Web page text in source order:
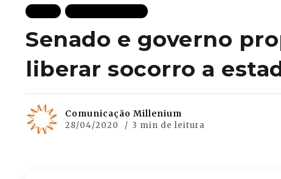
Senado e governo
liberar socorro a
Comunicação Millenium
28/04/2020 3 min de leitura